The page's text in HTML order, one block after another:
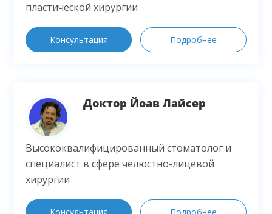
пластической хирургии
Консультация Подробнее
Доктор Йоав Лайсер
Высококвалифицированный стоматолог и
специалист в сфере челюстно-лицевой
хирургии